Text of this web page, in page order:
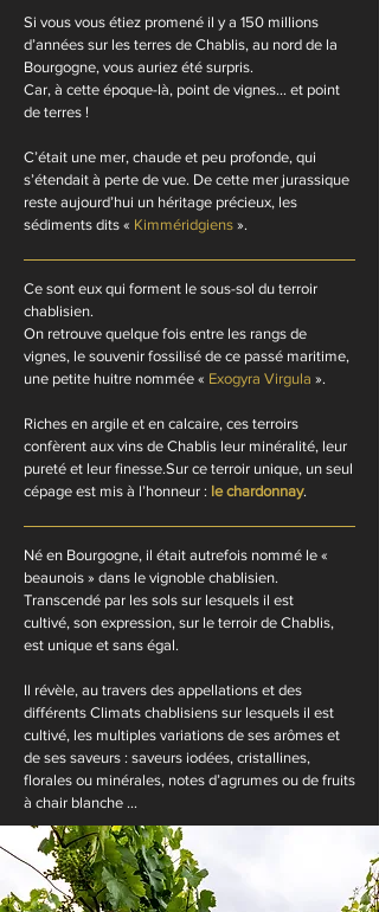
Si vous vous étiez promené il y a 150 millions
d’années sur les terres de Chablis, au nord de la
Bourgogne, vous auriez été surpris.
Car, à cette époque-là, point de vignes… et point
de terres !
C’était une mer, chaude et peu profonde, qui
s’étendait à perte de vue. De cette mer jurassique
reste aujourd’hui un héritage précieux, les
sédiments dits « Kimméridgiens ».
Ce sont eux qui forment le sous-sol du terroir
chablisien.
On retrouve quelque fois entre les rangs de
vignes, le souvenir fossilisé de ce passé maritime,
une petite huitre nommée « Exogyra Virgula ».
Riches en argile et en calcaire, ces terroirs
confèrent aux vins de Chablis leur minéralité, leur
pureté et leur finesse.Sur ce terroir unique, un seul
cépage est mis à l’honneur : le chardonnay.
Né en Bourgogne, il était autrefois nommé le «
beaunois » dans le vignoble chablisien.
Transcendé par les sols sur lesquels il est
cultivé, son expression, sur le terroir de Chablis,
est unique et sans égal.
Il révèle, au travers des appellations et des
différents Climats chablisiens sur lesquels il est
cultivé, les multiples variations de ses arômes et
de ses saveurs : saveurs iodées, cristallines,
florales ou minérales, notes d’agrumes ou de fruits
à chair blanche ...